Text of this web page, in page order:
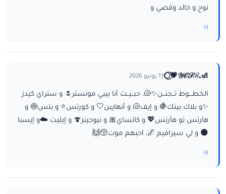
نوح و خالد وقصي و
رد
ا𝒴𝒪𝒮ℛ𝒜💗⃝🌕 11 يونيو 2026
الخطـــوط تــجنــن✨🐚، حبــيــت أنا بيبي مونستر🌷 و ستراي كيدز
✨و بلاك بينك🍇 و إيف🐚 و أنهايبن🤍 و كورتس⭐ و بتس🍥 و
هآرتس تو هآرتس💖 و كاتساي🎀 و نيوجينز🍄 و إيليت ☁️و إيسبا
🌑 و لي سيرافيم 🌌، احبهم موت😚🙌
رد